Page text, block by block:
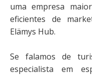
uma empresa
eficientes de
Elämys Hub.
Se falamos de
especialista em